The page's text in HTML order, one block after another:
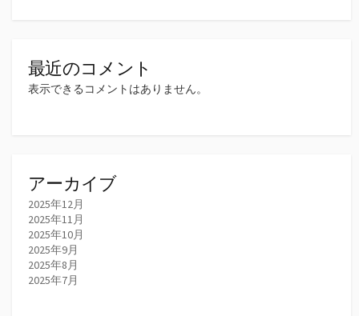
最近のコメント
表示できるコメントはありません。
アーカイブ
2025年12月
2025年11月
2025年10月
2025年9月
2025年8月
2025年7月